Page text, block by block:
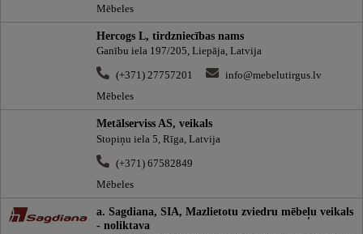
Mēbeles
Hercogs L, tirdzniecības nams
Ganību iela 197/205, Liepāja, Latvija
(+371) 27757201
info@mebelutirgus.lv
Mēbeles
Metālserviss AS, veikals
Stopiņu iela 5, Rīga, Latvija
(+371) 67582849
Mēbeles
a. Sagdiana, SIA, Mazlietotu zviedru mēbeļu veikals
- noliktava